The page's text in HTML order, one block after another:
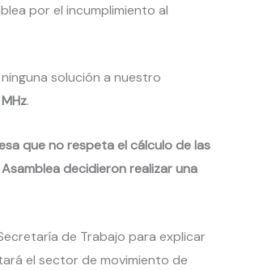
por el incumplimiento al
solución a nuestro
.
que no respeta el cálculo de las
decidieron realizar una
de Trabajo para explicar
el sector de movimiento de